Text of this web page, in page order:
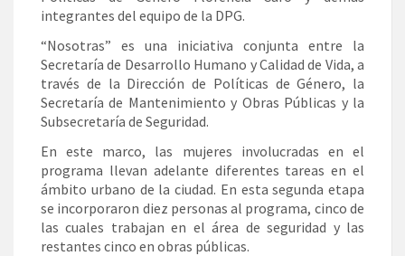
integrantes del equipo de la DPG.
“Nosotras” es una iniciativa conjunta entre la
Secretaría de Desarrollo Humano y Calidad de Vida, a
través de la Dirección de Políticas de Género, la
Secretaría de Mantenimiento y Obras Públicas y la
Subsecretaría de Seguridad.
En este marco, las mujeres involucradas en el
programa llevan adelante diferentes tareas en el
ámbito urbano de la ciudad. En esta segunda etapa
se incorporaron diez personas al programa, cinco de
las cuales trabajan en el área de seguridad y las
restantes cinco en obras públicas.